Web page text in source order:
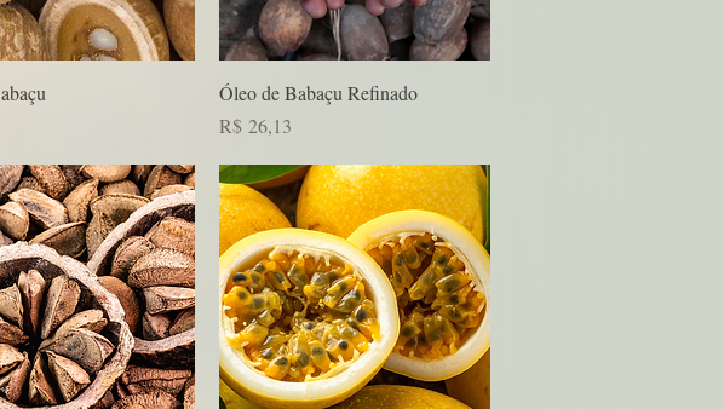
rápida Visualização rápida
Óleo de Babaçu Refinado
Preço
R$ 26,13